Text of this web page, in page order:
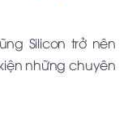
Silicon trở nên
những chuyên